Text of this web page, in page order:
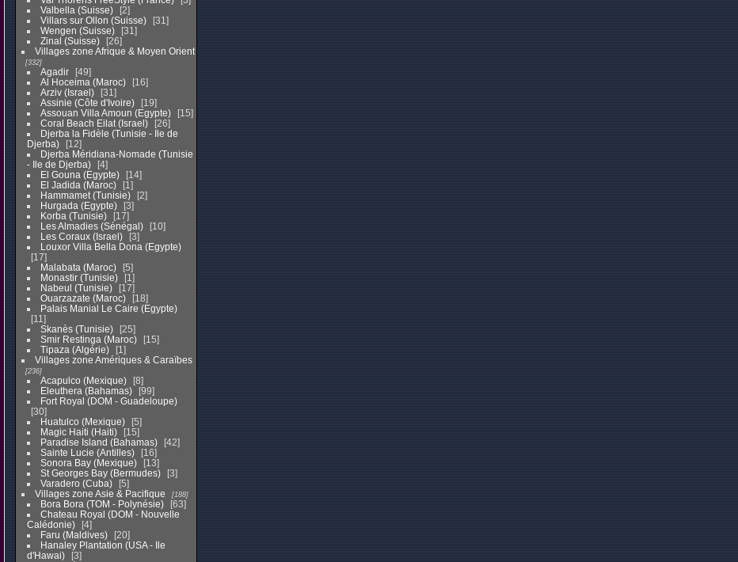
Valbella (Suisse)
2
Villars sur Ollon (Suisse)
31
Wengen (Suisse)
31
Zinal (Suisse)
26
Villages zone Afrique & Moyen Orient
332
Agadir
49
Al Hoceima (Maroc)
16
Arziv (Israel)
31
Assinie (Côte d'Ivoire)
19
Assouan Villa Amoun (Egypte)
15
Coral Beach Eilat (Israel)
26
Djerba la Fidèle (Tunisie - Ile de
Djerba)
12
Djerba Méridiana-Nomade (Tunisie
- Ile de Djerba)
4
El Gouna (Egypte)
14
El Jadida (Maroc)
1
Hammamet (Tunisie)
2
Hurgada (Egypte)
3
Korba (Tunisie)
17
Les Almadies (Sénégal)
10
Les Coraux (Israel)
3
Louxor Villa Bella Dona (Egypte)
17
Malabata (Maroc)
5
Monastir (Tunisie)
1
Nabeul (Tunisie)
17
Ouarzazate (Maroc)
18
Palais Manial Le Caire (Egypte)
11
Skanès (Tunisie)
25
Smir Restinga (Maroc)
15
Tipaza (Algérie)
1
Villages zone Amériques & Caraïbes
236
Acapulco (Mexique)
8
Eleuthera (Bahamas)
99
Fort Royal (DOM - Guadeloupe)
30
Huatulco (Mexique)
5
Magic Haiti (Haiti)
15
Paradise Island (Bahamas)
42
Sainte Lucie (Antilles)
16
Sonora Bay (Mexique)
13
St Georges Bay (Bermudes)
3
Varadero (Cuba)
5
Villages zone Asie & Pacifique
188
Bora Bora (TOM - Polynésie)
63
Chateau Royal (DOM - Nouvelle
Calédonie)
4
Faru (Maldives)
20
Hanaley Plantation (USA - Ile
d'Hawai)
3